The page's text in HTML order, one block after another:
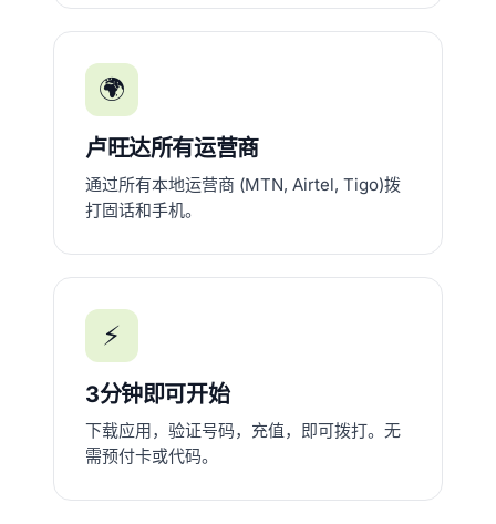
🌍
卢旺达所有运营商
通过所有本地运营商 (MTN, Airtel, Tigo)拨
打固话和手机。
⚡
3分钟即可开始
下载应用，验证号码，充值，即可拨打。无
需预付卡或代码。